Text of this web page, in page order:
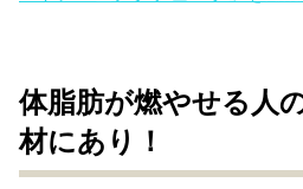
体脂肪が燃やせる人
材にあり！